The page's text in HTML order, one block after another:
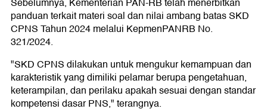
panduan terkait materi soal dan nilai ambang batas SKD
CPNS Tahun 2024 melalui KepmenPANRB No.
321/2024.
"SKD CPNS dilakukan untuk mengukur kemampuan dan
karakteristik yang dimiliki pelamar berupa pengetahuan,
keterampilan, dan perilaku apakah sesuai dengan standar
kompetensi dasar PNS," terangnya.